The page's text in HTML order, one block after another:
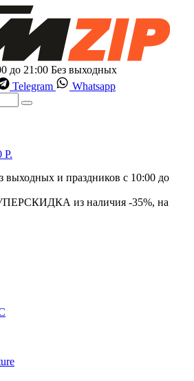
до 21:00 Без выходных
Telegram Whatsapp
Р.
выходных и праздников с 10:00 до
из наличия -35%, на